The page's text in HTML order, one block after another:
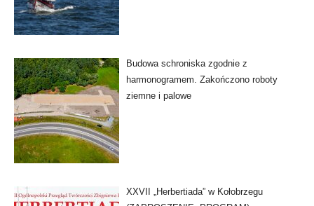
Budowa schroniska zgodnie z
harmonogramem. Zakończono roboty
ziemne i palowe
XXVII „Herbertiada” w Kołobrzegu